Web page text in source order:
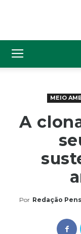
MEIO
A
Por Redação